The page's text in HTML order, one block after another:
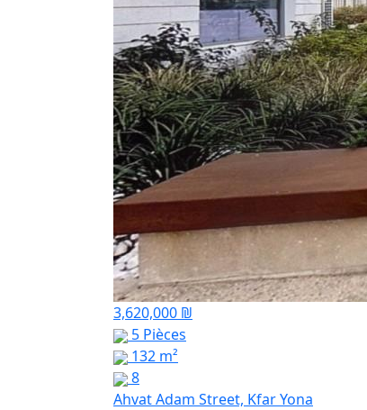
3,620,000 ₪
5 Pièces
132 m²
8
Ahvat Adam Street, Kfar Yona